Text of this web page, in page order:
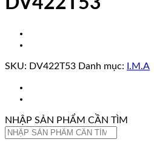
SKU: DV422T53 Danh mục: I.M.A
NHẬP SẢN PHẨM CẦN TÌM
Tìm